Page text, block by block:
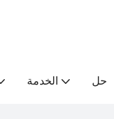
الخدمة حل